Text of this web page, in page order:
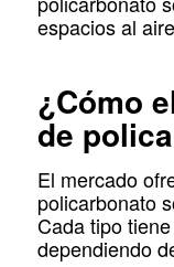
espacios al
¿Cómo
de
El mercado
policarbonato
Cada tipo
dependiendo